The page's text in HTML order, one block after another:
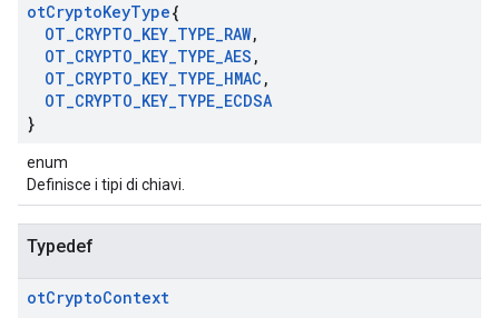
otCryptoKeyType{
OT_CRYPTO_KEY_TYPE_RAW,
OT_CRYPTO_KEY_TYPE_AES ,
OT_CRYPTO_KEY_TYPE_HMAC ,
OT_CRYPTO_KEY_TYPE_ECDSA
}
enum
Definisce i tipi di chiavi.
Typedef
otCryptoContext